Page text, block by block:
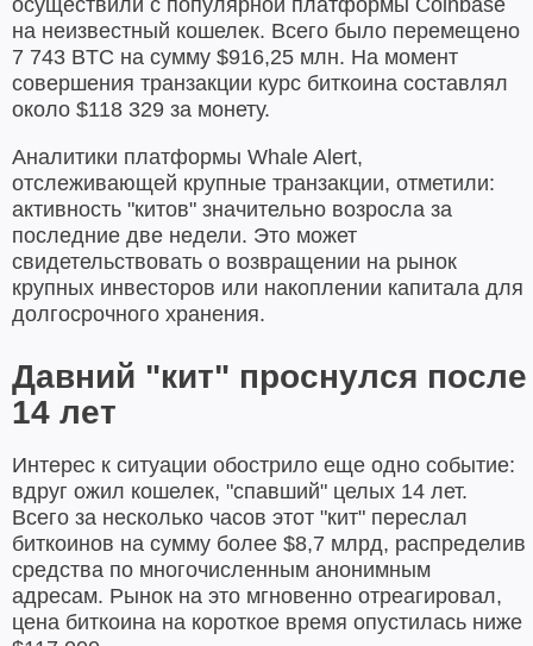
на неизвестный кошелек. Всего было перемещено
7 743 BTC на сумму $916,25 млн. На момент
совершения транзакции курс биткоина составлял
около $118 329 за монету.
Аналитики платформы Whale Alert,
отслеживающей крупные транзакции, отметили:
активность "китов" значительно возросла за
последние две недели. Это может
свидетельствовать о возвращении на рынок
крупных инвесторов или накоплении капитала для
долгосрочного хранения.
Давний "кит" проснулся после
14 лет
Интерес к ситуации обострило еще одно событие:
вдруг ожил кошелек, "спавший" целых 14 лет.
Всего за несколько часов этот "кит" переслал
биткоинов на сумму более $8,7 млрд, распределив
средства по многочисленным анонимным
адресам. Рынок на это мгновенно отреагировал,
цена биткоина на короткое время опустилась ниже